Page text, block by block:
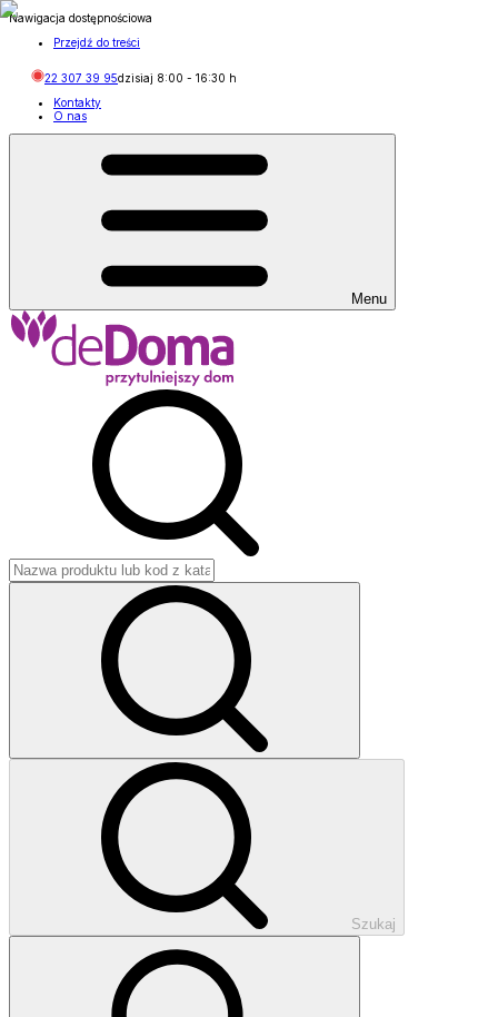
Nawigacja dostępnościowa
Przejdź do treści
22 307 39 95dzisiaj 8:00 - 16:30 h
Kontakty
O nas
Menu
Szukaj